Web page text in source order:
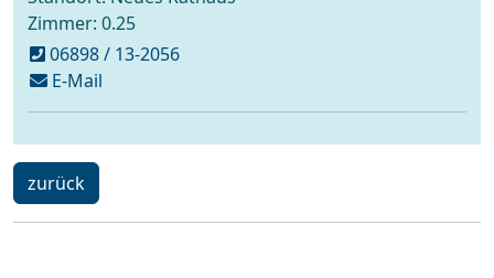
Zimmer: 0.25
06898 / 13-2056
E-Mailschreiben
an
ein
Schritt
zurück